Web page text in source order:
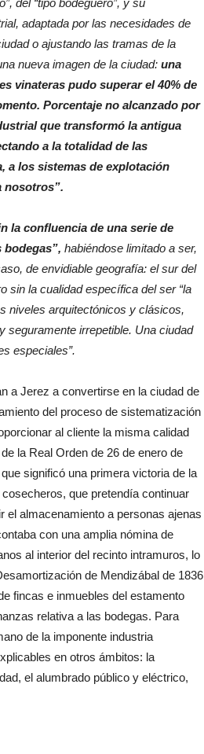
del “tipo bodeguero”, y su
adaptada por las necesidades de
o ajustando las tramas de la
nueva imagen de la ciudad: una
vinateras pudo superar el 40% de
Porcentaje no alcanzado por
que transformó la antigua
a la totalidad de las
a los sistemas de explotación
nosotros”.
la confluencia de una serie de
bodegas”, habiéndose limitado a ser,
de envidiable geografía: el sur del
sin la cualidad específica del ser “la
niveles arquitectónicos y clásicos,
seguramente irrepetible. Una ciudad
especiales”.
a Jerez a convertirse en la ciudad de
del proceso de sistematización
al cliente la misma calidad
la Real Orden de 26 de enero de
significó una primera victoria de la
que pretendía continuar
el almacenamiento a personas ajenas
con una amplia nómina de
al interior del recinto intramuros, lo
de Mendizábal de 1836
fincas e inmuebles del estamento
relativa a las bodegas. Para
de la imponente industria
en otros ámbitos: la
el alumbrado público y eléctrico,